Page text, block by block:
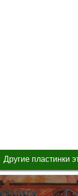
Другие пластинки